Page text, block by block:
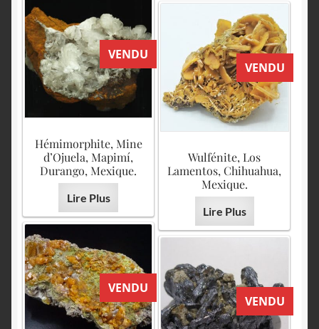
VENDU
Hémimorphite, Mine
d’Ojuela, Mapimí,
Durango, Mexique.
Lire Plus
VENDU
Wulfénite, Los
Lamentos, Chihuahua,
Mexique.
Lire Plus
VENDU
VENDU